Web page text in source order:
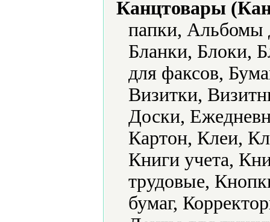
Канцтовары
папки, Альбомы
Бланки, Блоки,
для факсов,
Визитки,
Доски,
Картон, Клеи,
Книги учета,
трудовые,
бумаг,